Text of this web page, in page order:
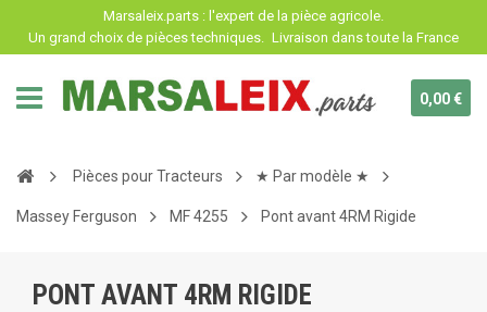
Marsaleix.parts : l'expert de la pièce agricole.
Un grand choix de pièces techniques. Livraison dans toute la France
0,00 €
Pièces pour Tracteurs ★ Par modèle ★
Massey Ferguson MF 4255 Pont avant 4RM Rigide
PONT AVANT 4RM RIGIDE
Panneau de gestion des cookies